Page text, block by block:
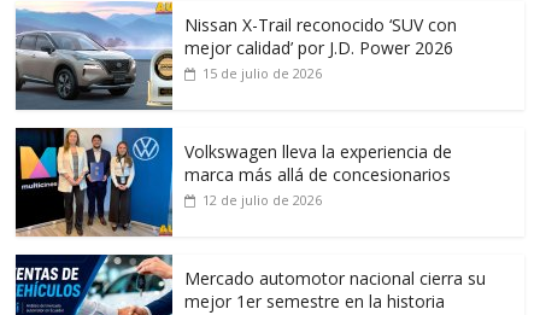
Nissan X-Trail reconocido ‘SUV con
mejor calidad’ por J.D. Power 2026
15 de julio de 2026
Volkswagen lleva la experiencia de
marca más allá de concesionarios
12 de julio de 2026
Mercado automotor nacional cierra su
mejor 1er semestre en la historia